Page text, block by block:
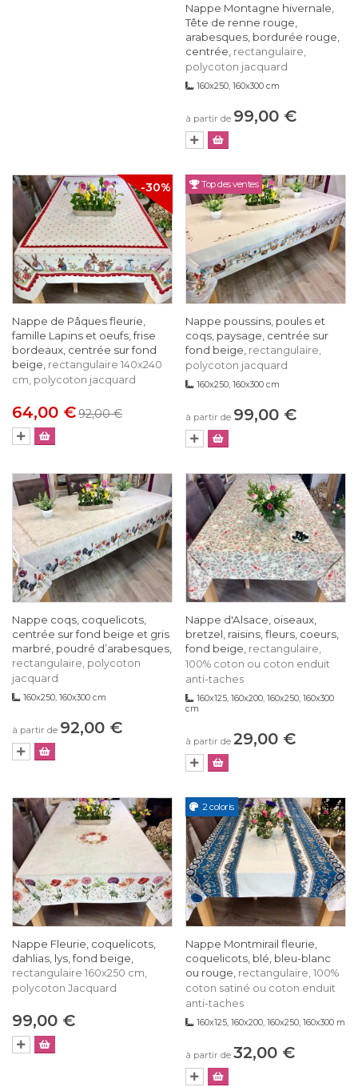
Nappe Montagne hivernale,
Tête de renne rouge,
arabesques, bordurée rouge,
centrée, rectangulaire,
polycoton jacquard
160x250, 160x300 cm
à partir de 99,00 €
-30%
Nappe de Pâques fleurie,
famille Lapins et oeufs, frise
bordeaux, centrée sur fond
beige, rectangulaire 140x240
cm, polycoton jacquard
64,00 €92,00 €
Top des ventes
Nappe poussins, poules et
coqs, paysage, centrée sur
fond beige, rectangulaire,
polycoton jacquard
160x250, 160x300 cm
à partir de 99,00 €
Nappe coqs, coquelicots,
centrée sur fond beige et gris
marbré, poudré d’arabesques,
rectangulaire, polycoton
jacquard
160x250, 160x300 cm
à partir de 92,00 €
Nappe d'Alsace, oiseaux,
bretzel, raisins, fleurs, coeurs,
fond beige, rectangulaire,
100% coton ou coton enduit
anti-taches
160x125, 160x200, 160x250, 160x300
cm
à partir de 29,00 €
Nappe Fleurie, coquelicots,
dahlias, lys, fond beige,
rectangulaire 160x250 cm,
polycoton Jacquard
99,00 €
2 coloris
Nappe Montmirail fleurie,
coquelicots, blé, bleu-blanc
ou rouge, rectangulaire, 100%
coton satiné ou coton enduit
anti-taches
160x125, 160x200, 160x250, 160x300 m
à partir de 32,00 €